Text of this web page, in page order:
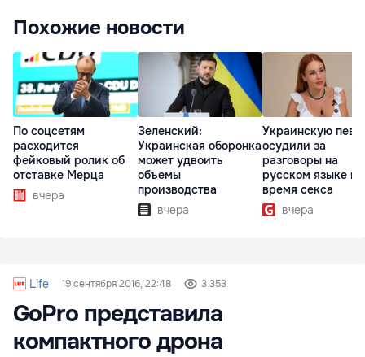
Похожие новости
По соцсетям
расходится
фейковый ролик об
отставке Мерца
вчера
Зеленский:
Украинская оборонка
может удвоить
объемы
производства
вчера
Украинскую
осудили за
разговоры на
русском языке во
время секса
вчера
Life 19 сентября 2016, 22:48 3 353
GoPro представила
компактного дрона